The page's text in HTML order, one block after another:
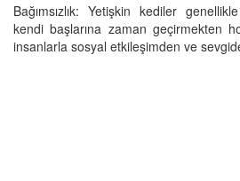
Bağımsızlık: Yetişkin kediler
kendi başlarına zaman geçirmekten
insanlarla sosyal etkileşimden ve